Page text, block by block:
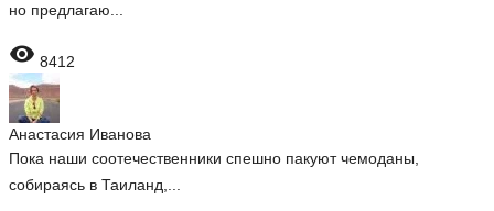
но предлагаю...
 8412
Анастасия Иванова
Пока наши соотечественники спешно пакуют чемоданы,
собираясь в Таиланд,...